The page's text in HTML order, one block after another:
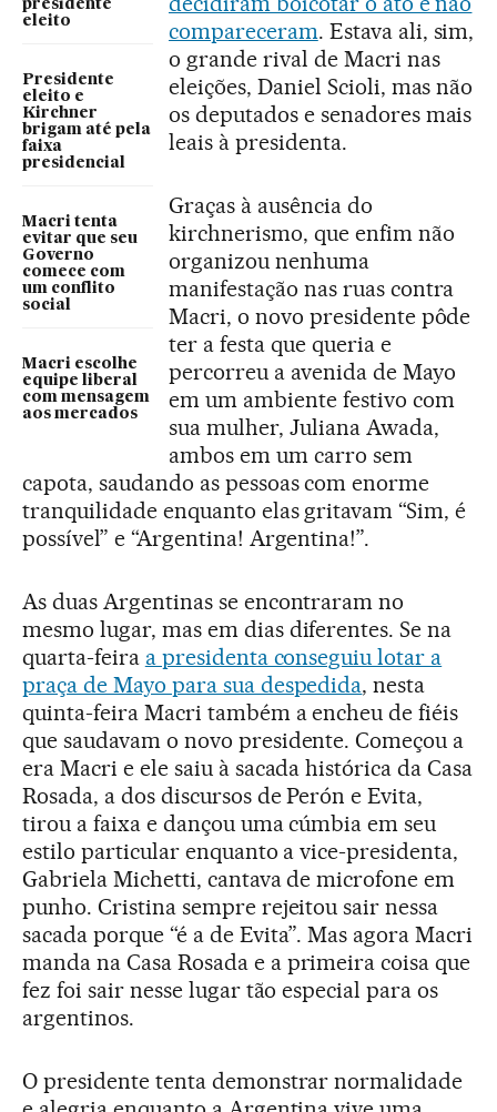
presidente
eleito
Presidente
eleito e
Kirchner
brigam até pela
faixa
presidencial
Macri tenta
evitar que seu
Governo
comece com
um conflito
social
Macri escolhe
equipe liberal
com mensagem
aos mercados
compareceram. Estava ali, sim,
o grande rival de Macri nas
eleições, Daniel Scioli, mas não
os deputados e senadores mais
leais à presidenta.
Graças à ausência do
kirchnerismo, que enfim não
organizou nenhuma
manifestação nas ruas contra
Macri, o novo presidente pôde
ter a festa que queria e
percorreu a avenida de Mayo
em um ambiente festivo com
sua mulher, Juliana Awada,
ambos em um carro sem
capota, saudando as pessoas com enorme
tranquilidade enquanto elas gritavam “Sim, é
possível” e “Argentina! Argentina!”.
As duas Argentinas se encontraram no
mesmo lugar, mas em dias diferentes. Se na
quarta-feira a presidenta conseguiu lotar a
praça de Mayo para sua despedida, nesta
quinta-feira Macri também a encheu de fiéis
que saudavam o novo presidente. Começou a
era Macri e ele saiu à sacada histórica da Casa
Rosada, a dos discursos de Perón e Evita,
tirou a faixa e dançou uma cúmbia em seu
estilo particular enquanto a vice-presidenta,
Gabriela Michetti, cantava de microfone em
punho. Cristina sempre rejeitou sair nessa
sacada porque “é a de Evita”. Mas agora Macri
manda na Casa Rosada e a primeira coisa que
fez foi sair nesse lugar tão especial para os
argentinos.
O presidente tenta demonstrar normalidade